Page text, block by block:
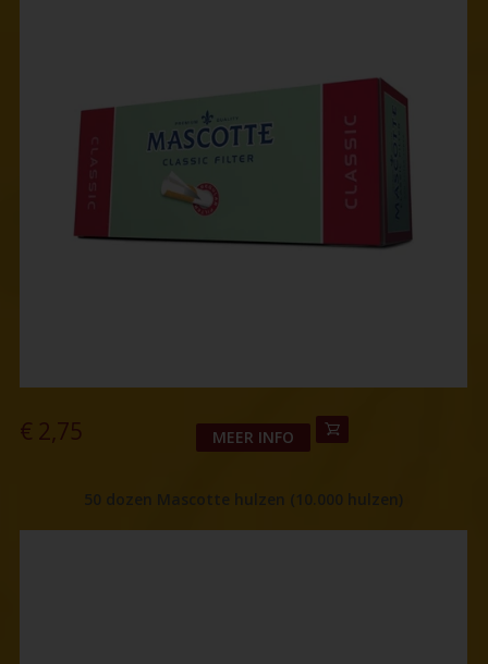
€ 2,75 MEER INFO
50 dozen Mascotte hulzen (10.000 hulzen)